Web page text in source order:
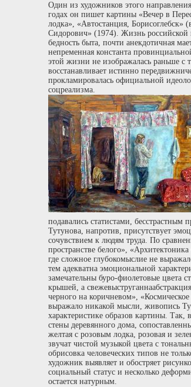
Один из художников этого
годах он пишет картины «Вечер в
лодка», «Автостанция, Борисоглебск»
Сидорович» (1974). Жизнь российской
бедность быта, почти анекдотичная
непременная константа
этой жизни не изображалась раньше с
восстанавливает истинно
прокламировалась официальной
соцреализма.
подавались статистами,
Тутунова, напротив, присутствует
сочувствием к людям труда. По
пространстве белого»,
где сложное глубокомыслие не
тем адекватна эмоциональной
замечательны буро-фиолетовые цвета
крышей, а
черного на коричневом»,
выражало никакой мысли, живопись
характеристике образов картины.
стены деревянного дома,
желтая с розовым лодка, розовая и
звучат чистой музыкой цвета с
обрисовка человеческих типов не
художник выявляет и обостряет
социальный статус и несколько
остается натурным.